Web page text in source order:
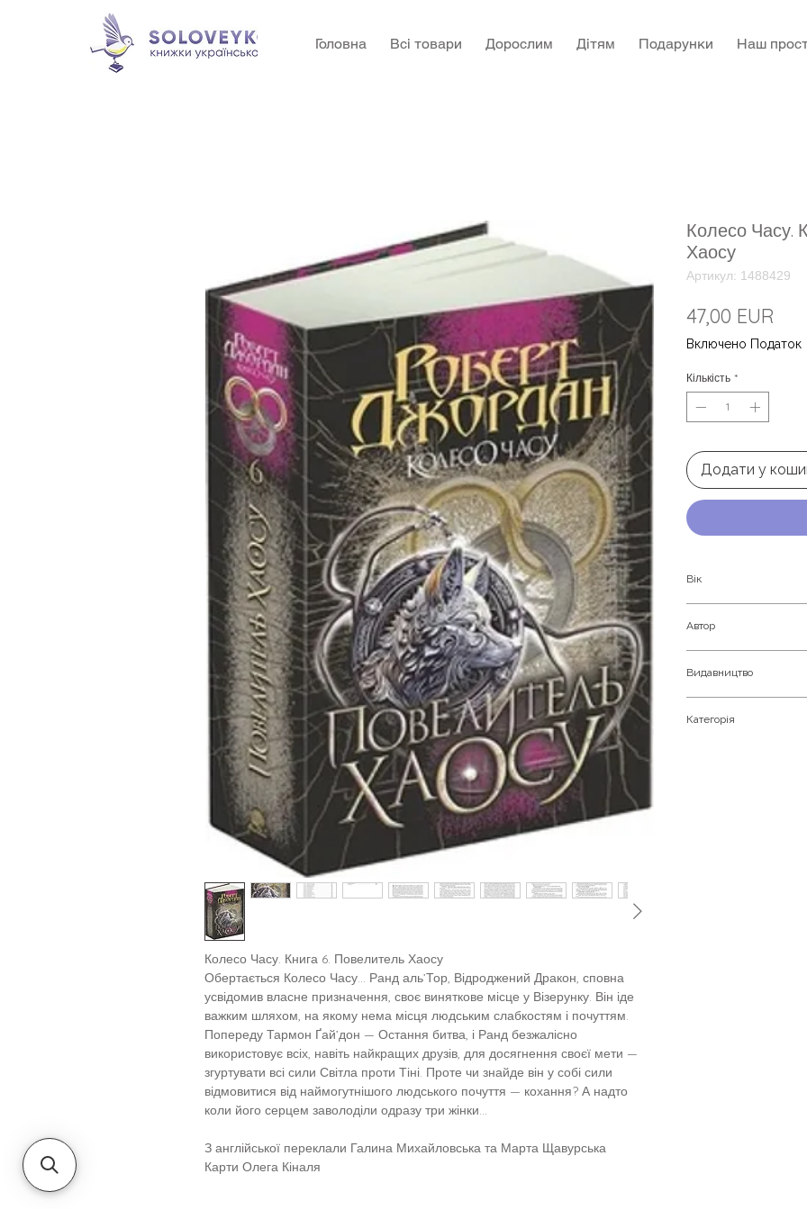
Головна Всі товари Дорослим Дітям Подарунки Наш
Колесо Часу. Книга 6. Повелитель Хаосу
Обертається Колесо Часу... Ранд аль’Тор, Відроджений Дракон, сповна
усвідомив власне призначення, своє виняткове місце у Візерунку. Він іде
важким шляхом, на якому нема місця людським слабкостям і почуттям.
Попереду Тармон Ґай’дон — Остання битва, і Ранд безжалісно
використовує всіх, навіть найкращих друзів, для досягнення своєї мети —
згуртувати всі сили Світла проти Тіні. Проте чи знайде він у собі сили
відмовитися від наймогутнішого людського почуття — кохання? А надто
коли його серцем заволоділи одразу три жінки...
З англійської переклали Галина Михайловська та Марта Щавурська
Карти Олега Кіналя
Колесо Часу.
Хаосу
Артикул: 1488429
47,00 EUR
Включено Податок
Кількість *
Додати у
Вік
Автор
Видавництво
Категорія